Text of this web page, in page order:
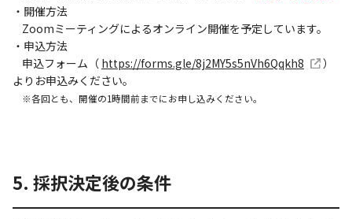
・開催方法
Zoomミーティングによるオンライン開催を予定しています。
・申込方法
申込フォーム（ https://forms.gle/8j2MY5s5nVh6Qqkh8
）
よりお申込みください。
※各回とも、開催の1時間前までにお申し込みください。
5. 採択決定後の条件